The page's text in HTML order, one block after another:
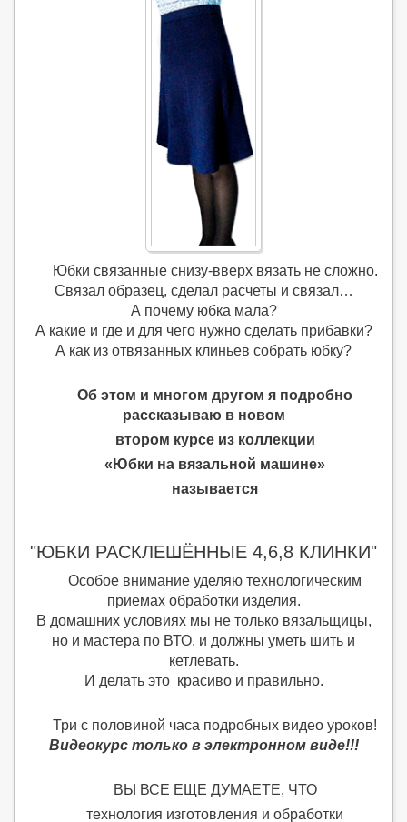
Юбки связанные снизу-вверх вязать не сложно.
Связал образец, сделал расчеты и связал…
А почему юбка мала?
А какие и где и для чего нужно сделать прибавки?
А как из отвязанных клиньев собрать юбку?
Об этом и многом другом я подробно
рассказываю в новом
втором курсе из коллекции
«Юбки на вязальной машине»
называется
"ЮБКИ РАСКЛЕШЁННЫЕ 4,6,8 КЛИНКИ"
Особое внимание уделяю технологическим
приемах обработки изделия.
В домашних условиях мы не только вязальщицы,
но и мастера по ВТО, и должны уметь шить и
кетлевать.
И делать это красиво и правильно.
Три с половиной часа подробных видео уроков!
Видеокурс только в электронном виде!!!
ВЫ ВСЕ ЕЩЕ ДУМАЕТЕ, ЧТО
технология изготовления и обработки